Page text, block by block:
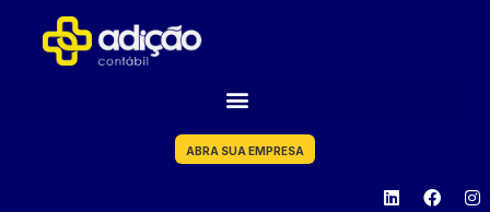
ABRA SUA EMPRESA